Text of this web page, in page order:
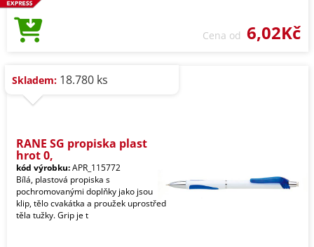
Cena od 6,02Kč
Skladem: 18.780 ks
RANE SG propiska plast
hrot 0,
kód výrobku:APR_115772
Bílá, plastová propiska s
pochromovanými doplňky jako jsou
klip, tělo cvakátka a proužek uprostřed
těla tužky. Grip je t